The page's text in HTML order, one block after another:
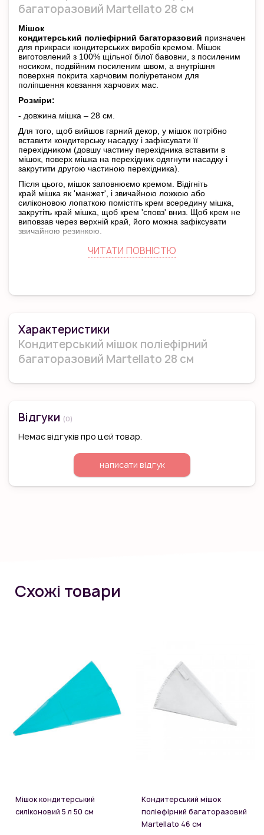
багаторазовий Martellato 28 см
Мішок
кондитерський поліефірний багаторазовий призначений
для прикраси кондитерських виробів кремом. Мішок
виготовлений з 100% щільної білої бавовни, з посиленим
носиком, подвійним посиленим швом, а внутрішня
поверхня покрита харчовим поліуретаном для
поліпшення ковзання харчових мас.
Розміри:
- довжина мішка – 28 см.
Для того, щоб вийшов гарний декор, у мішок потрібно
вставити кондитерську насадку і зафіксувати її
перехідником (довшу частину перехідника вставити в
мішок, поверх мішка на перехідник одягнути насадку і
закрутити другою частиною перехідника).
Після цього, мішок заповнюємо кремом. Відігніть
край мішка як 'манжет', і звичайною ложкою або
силіконовою лопаткою помістіть крем всередину мішка,
закрутіть край мішка, щоб крем 'сповз' вниз. Щоб крем не
виповзав через верхній край, його можна зафіксувати
звичайною резинкою.
Перед тим, як почати малювати кремом візерунок, краще
видавити трохи крему, щоб випустити зайве повітря.
ЧИТАТИ ПОВНIСТЮ
Характеристики
Кондитерський мішок поліефірний
багаторазовий Martellato 28 см
Відгуки (0)
Немає відгуків про цей товар.
написати відгук
Схожі товари
Мішок кондитерський
силіконовий 5 л 50 см
Кондитерський мішок
поліефірний багаторазовий
Martellato 46 см